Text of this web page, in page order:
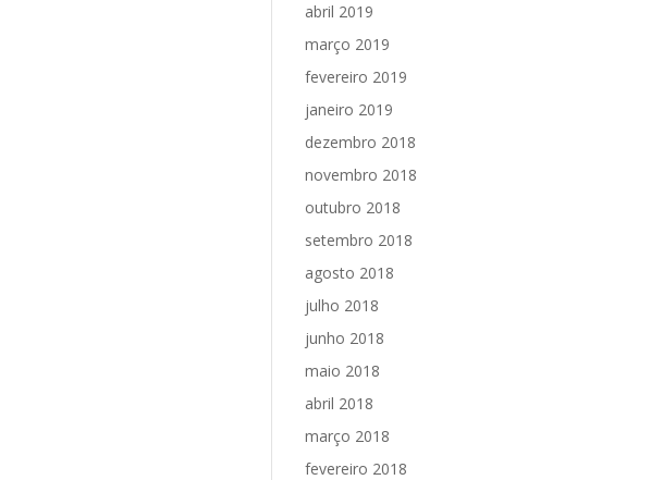
abril 2019
março 2019
fevereiro 2019
janeiro 2019
dezembro 2018
novembro 2018
outubro 2018
setembro 2018
agosto 2018
julho 2018
junho 2018
maio 2018
abril 2018
março 2018
fevereiro 2018